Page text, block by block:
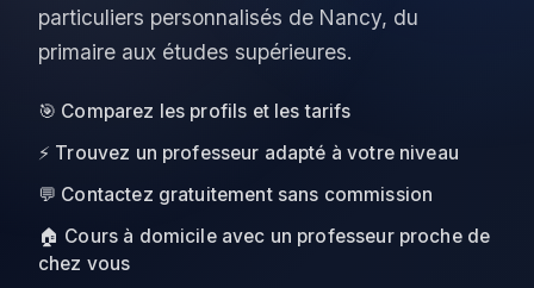
particuliers personnalisés de Nancy, du
primaire aux études supérieures.
🎯 Comparez les profils et les tarifs
⚡ Trouvez un professeur adapté à votre niveau
💬 Contactez gratuitement sans commission
🏠 Cours à domicile avec un professeur proche de
chez vous